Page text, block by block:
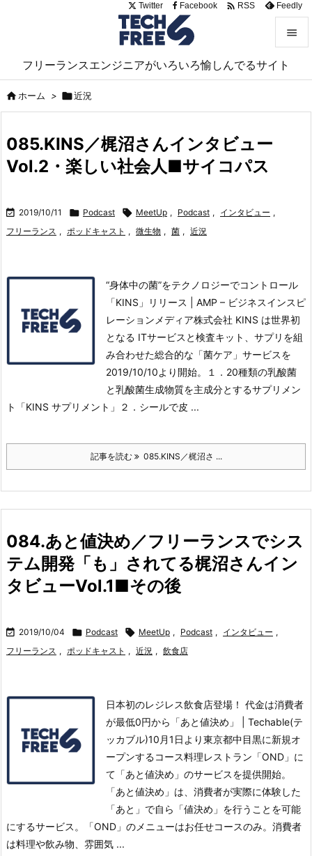
フリーランスエンジニアがいろいろ愉しんでるサイト


サイド
Twitter Facebook  RSS Feedly
ホーム > 近況
085.KINS／梶沼さんインタビュー
Vol.2・楽しい社会人■サイコパス
 2019/10/11  Podcast  MeetUp , Podcast , インタビュー ,
フリーランス , ポッドキャスト , 微生物 , 菌 , 近況
“身体中の菌”をテクノロジーでコントロール
「KINS」リリース | AMP – ビジネスインスピ
レーションメディア株式会社 KINS は世界初
となる ITサービスと検査キット、サプリを組
み合わせた総合的な「菌ケア」サービスを
2019/10/10より開始。１．20種類の乳酸菌
と乳酸菌生成物質を主成分とするサプリメン
ト「KINS サプリメント」
２．シールで皮 ...
記事を読む 085.KINS／梶沼さ ...
084.あと値決め／フリーランスでシス
テム開発「も」されてる梶沼さんイン
タビューVol.1■その後
 2019/10/04  Podcast  MeetUp , Podcast , インタビュー ,
フリーランス , ポッドキャスト , 近況 , 飲食店
日本初のレジレス飲食店登場！ 代金は消費者
が最低0円から「あと値決め」 | Techable(テ
ッカブル)10月1日より東京都中目黒に新規オ
ープンするコース料理レストラン「OND」に
て「あと値決め」のサービスを提供開始。
「あと値決め」は、消費者が実際に体験した
「あと」で自ら「値決め」を行うことを可能
にするサービス。
「OND」のメニューはお任せコースのみ。消費者
は料理や飲み物、雰囲気 ...